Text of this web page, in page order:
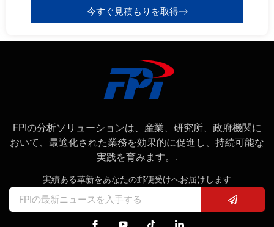
今すぐ見積もりを取得
FPIの分析ソリューションは、産業、研究所、政府機関に
おいて、最適化された業務を効果的に促進し、持続可能な
実践を育みます。.
実績ある革新をあなたの郵便受けへお届けします